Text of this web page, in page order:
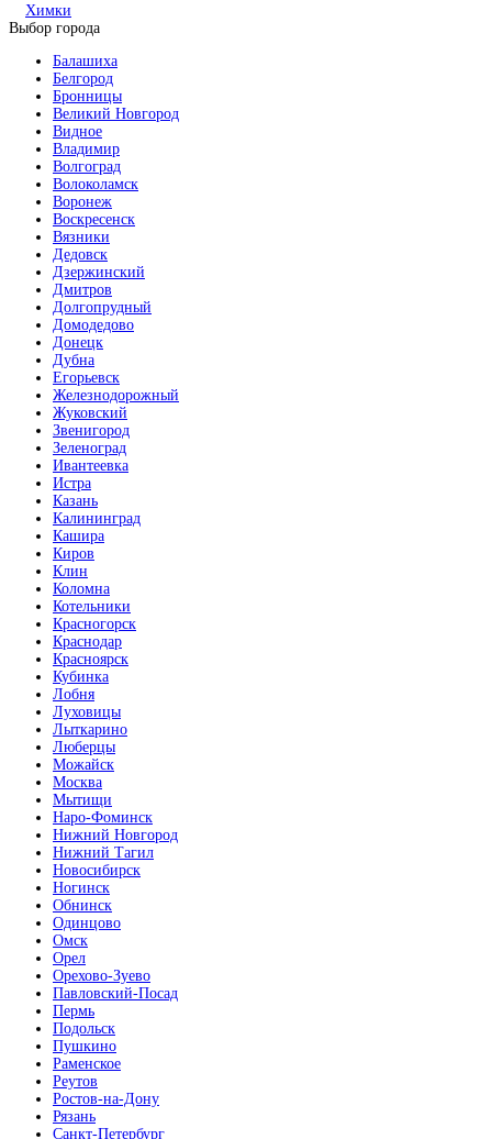
Химки
Выбор города
Балашиха
Белгород
Бронницы
Великий Новгород
Видное
Владимир
Волгоград
Волоколамск
Воронеж
Воскресенск
Вязники
Дедовск
Дзержинский
Дмитров
Долгопрудный
Домодедово
Донецк
Дубна
Егорьевск
Железнодорожный
Жуковский
Звенигород
Зеленоград
Ивантеевка
Истра
Казань
Калининград
Кашира
Киров
Клин
Коломна
Котельники
Красногорск
Краснодар
Красноярск
Кубинка
Лобня
Луховицы
Лыткарино
Люберцы
Можайск
Москва
Мытищи
Наро-Фоминск
Нижний Новгород
Нижний Тагил
Новосибирск
Ногинск
Обнинск
Одинцово
Омск
Орел
Орехово-Зуево
Павловский-Посад
Пермь
Подольск
Пушкино
Раменское
Реутов
Ростов-на-Дону
Рязань
Санкт-Петербург